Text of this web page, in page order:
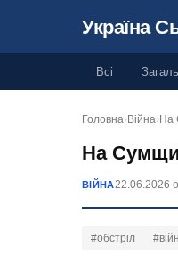
Україна
Всі
Головна› Війна› На
На
ВІЙНА22.06.2026
#обстріл